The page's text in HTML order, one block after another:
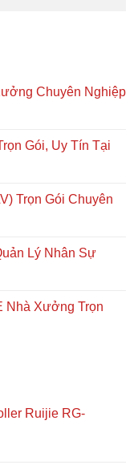
Chuyên Nghiệp
Gói, Uy Tín Tại
Trọn Gói Chuyên
Lý Nhân Sự
Nhà Xưởng Trọn
Ruijie RG-